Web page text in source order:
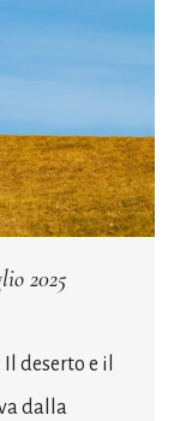
2025
deserto e il
dalla